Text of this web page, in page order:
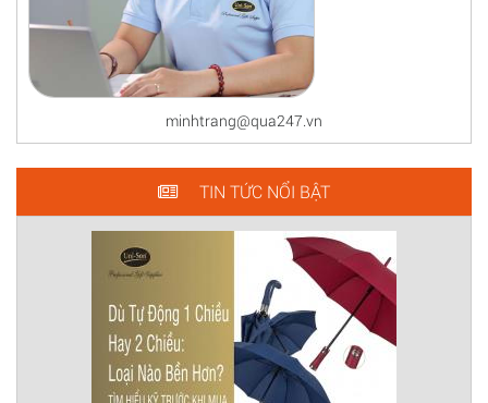
minhtrang@qua247.vn
TIN TỨC NỔI BẬT